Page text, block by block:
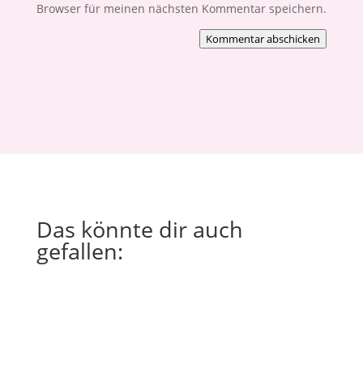
Browser für meinen nächsten Kommentar speichern.
Kommentar abschicken
Das könnte dir auch
gefallen: